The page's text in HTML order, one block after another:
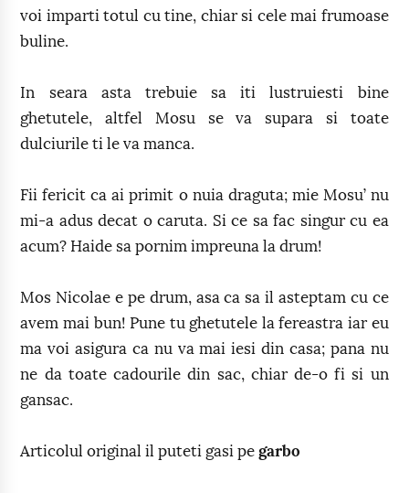
voi imparti totul cu tine, chiar si cele mai frumoase
buline.
In seara asta trebuie sa iti lustruiesti bine
ghetutele, altfel Mosu se va supara si toate
dulciurile ti le va manca.
Fii fericit ca ai primit o nuia draguta; mie Mosu’ nu
mi-a adus decat o caruta. Si ce sa fac singur cu ea
acum? Haide sa pornim impreuna la drum!
Mos Nicolae e pe drum, asa ca sa il asteptam cu ce
avem mai bun! Pune tu ghetutele la fereastra iar eu
ma voi asigura ca nu va mai iesi din casa; pana nu
ne da toate cadourile din sac, chiar de-o fi si un
gansac.
Articolul original il puteti gasi pegarbo